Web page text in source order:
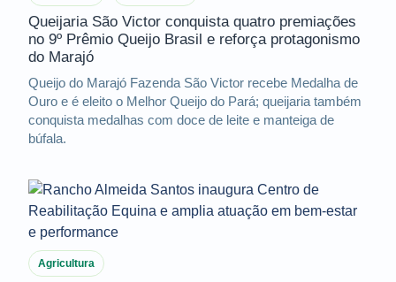
Queijaria São Victor conquista quatro premiações
no 9º Prêmio Queijo Brasil e reforça protagonismo
do Marajó
Queijo do Marajó Fazenda São Victor recebe Medalha de
Ouro e é eleito o Melhor Queijo do Pará; queijaria também
conquista medalhas com doce de leite e manteiga de
búfala.
Agricultura